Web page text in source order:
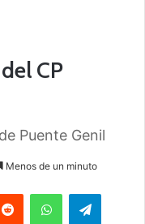
CP
Puente Genil
Menos de un minuto